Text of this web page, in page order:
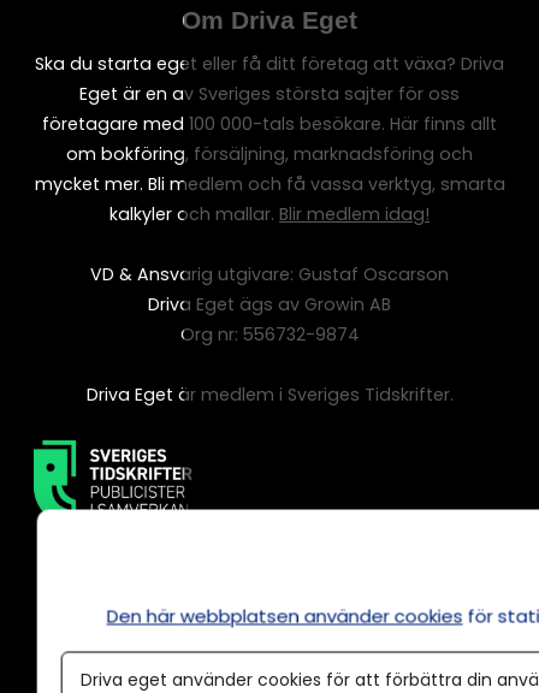
Om Driva Eget
Ska du starta eget eller få ditt företag att växa? Driva
Eget är en av Sveriges största sajter för oss
företagare med 100 000-tals besökare. Här finns allt
om bokföring, försäljning, marknadsföring och
mycket mer. Bli medlem och få vassa verktyg, smarta
kalkyler och mallar. Blir medlem idag!
VD & Ansvarig utgivare: Gustaf Oscarson
Driva Eget ägs av Growin AB
Org nr: 556732-9874
Driva Eget är medlem i Sveriges Tidskrifter.
Annonsera
Den här webbplatsen använder cookies för
Driva eget använder cookies för att förbättra din